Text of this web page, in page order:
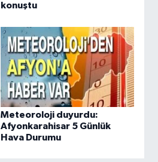
konuştu
Meteoroloji duyurdu:
Afyonkarahisar 5 Günlük
Hava Durumu